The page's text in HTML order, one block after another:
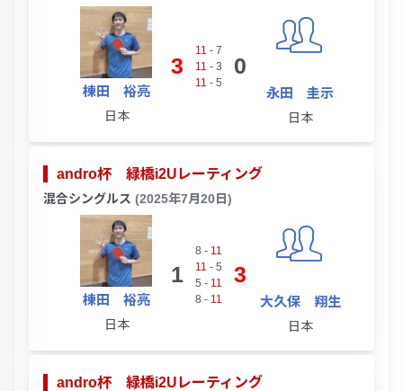
棟田 裕亮
日本
3
11 - 7
11 - 3
11 - 5
0
永田 圭示
日本
andro杯 緑橋i2Uレーティング
混合シングルス (2025年7月20日)
棟田 裕亮
日本
1
8 - 11
11 - 5
5 - 11
8 - 11
3
大久保 翔生
日本
andro杯 緑橋i2Uレーティング